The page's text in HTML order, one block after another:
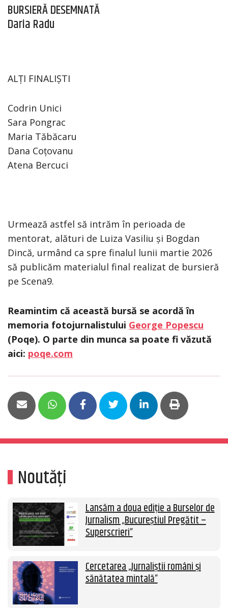
BURSIERĂ DESEMNATĂ
Daria Radu
ALȚI FINALIȘTI
Codrin Unici
Sara Pongrac
Maria Tăbăcaru
Dana Coțovanu
Atena Bercuci
Urmează astfel să intrăm în perioada de
mentorat, alături de Luiza Vasiliu și Bogdan
Dincă, urmând ca spre finalul lunii martie 2026
să publicăm materialul final realizat de bursieră
pe Scena9.
Reamintim că această bursă se acordă în
memoria fotojurnalistului George Popescu
(Poqe). O parte din munca sa poate fi văzută
aici: poqe.com
Noutăți
Lansăm a doua ediție a Burselor de
Jurnalism „Bucureștiul Pregătit –
Superscrieri”
Cercetarea „Jurnaliștii români și
sănătatea mintală”